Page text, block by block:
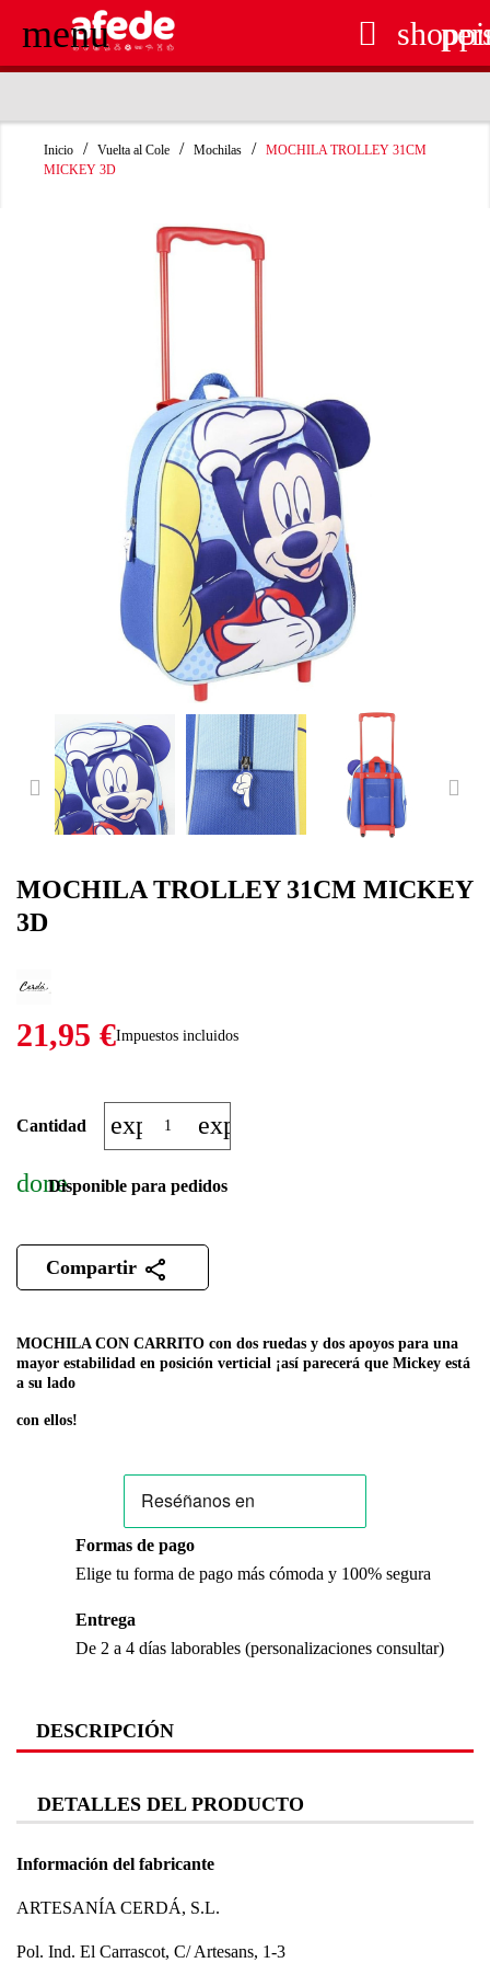
menu 
Inicio Vuelta al Cole Mochilas
MOCHILA TROLLEY 31CM
MICKEY 3D
MOCHILA TROLLEY 31CM MICKEY
3D
PREVIOUS
21,95 €Impuestos incluidos
MOCHILA CON CARRITO con dos ruedas y dos apoyos para una
mayor estabilidad en posición verticial ¡así parecerá que Mickey está
a su lado
con ellos!
Cantidad expand_moreexpand_less
doneDisponible para pedidos
Compartir
Formas de pago
Elige tu forma de pago más cómoda y 100% segura
Entrega
De 2 a 4 días laborables (personalizaciones consultar)
DESCRIPCIÓN
DETALLES DEL PRODUCTO
Información del fabricante
ARTESANÍA CERDÁ, S.L.
Pol. Ind. El Carrascot, C/ Artesans, 1-3